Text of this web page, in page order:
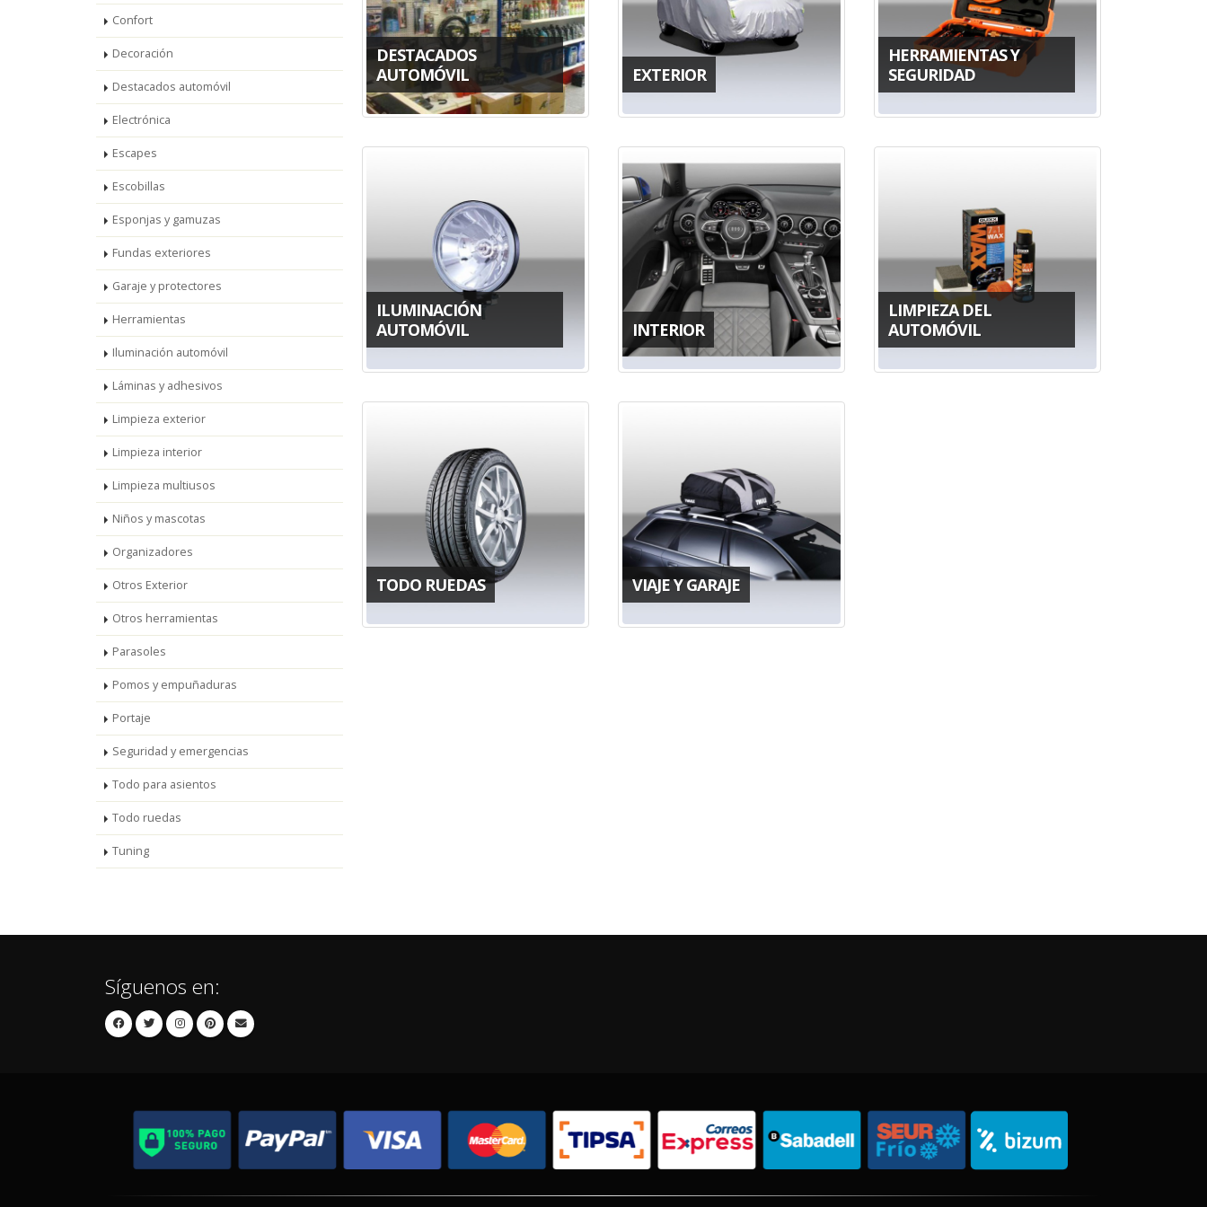
Confort
Decoración
Destacados automóvil
Electrónica
Escapes
Escobillas
Esponjas y gamuzas
Fundas exteriores
Garaje y protectores
Herramientas
Iluminación automóvil
Láminas y adhesivos
Limpieza exterior
Limpieza interior
Limpieza multiusos
Niños y mascotas
Organizadores
Otros Exterior
Otros herramientas
Parasoles
Pomos y empuñaduras
Portaje
Seguridad y emergencias
Todo para asientos
Todo ruedas
Tuning
DESTACADOS
AUTOMÓVIL
EXTERIOR
HERRAMIENTAS Y
SEGURIDAD
ILUMINACIÓN
AUTOMÓVIL
INTERIOR
LIMPIEZA DEL
AUTOMÓVIL
TODO RUEDAS VIAJE Y GARAJE
Síguenos en: